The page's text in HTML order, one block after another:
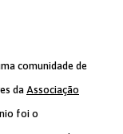
comunidade de
daAssociação
foi o